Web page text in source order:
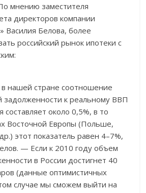
мнению заместителя
директоров компании
Белова, более
российский рынок ипотеки с
нашей стране соотношение
задолженности к реальному ВВП
около 0,5%, в то
Восточной Европы (Польше,
этот показатель равен 4–7%,
— Если к 2010 году объем
в России достигнет 40
(данные оптимистичных
случае мы сможем выйти на